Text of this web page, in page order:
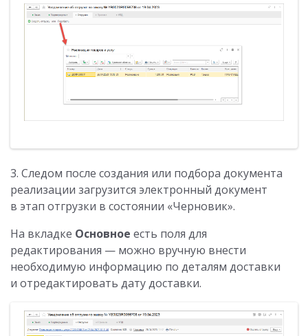
3. Следом после создания или подбора документа
реализации загрузится электронный документ
в этап отгрузки в состоянии «Черновик».
На вкладке Основное есть поля для
редактирования — можно вручную внести
необходимую информацию по деталям доставки
и отредактировать дату доставки.